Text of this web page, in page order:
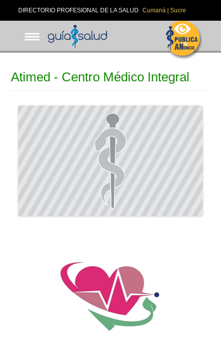
DIRECTORIO PROFESIONAL DE LA SALUD Cumaná | Sucre
Atimed - Centro Médico Integral